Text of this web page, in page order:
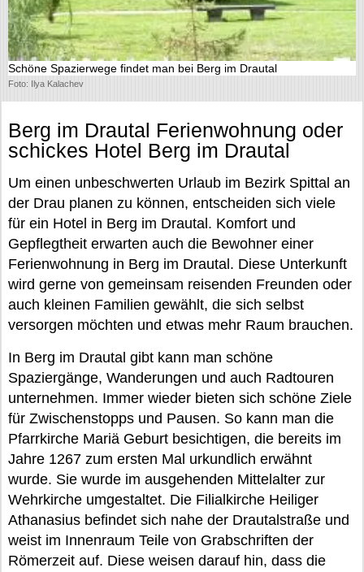
Schöne Spazierwege findet man bei Berg im Drautal
Foto: Ilya Kalachev
Berg im Drautal Ferienwohnung oder
schickes Hotel Berg im Drautal
Um einen unbeschwerten Urlaub im Bezirk Spittal an
der Drau planen zu können, entscheiden sich viele
für ein Hotel in Berg im Drautal. Komfort und
Gepflegtheit erwarten auch die Bewohner einer
Ferienwohnung in Berg im Drautal. Diese Unterkunft
wird gerne von gemeinsam reisenden Freunden oder
auch kleinen Familien gewählt, die sich selbst
versorgen möchten und etwas mehr Raum brauchen.
In Berg im Drautal gibt kann man schöne
Spaziergänge, Wanderungen und auch Radtouren
unternehmen. Immer wieder bieten sich schöne Ziele
für Zwischenstopps und Pausen. So kann man die
Pfarrkirche Mariä Geburt besichtigen, die bereits im
Jahre 1267 zum ersten Mal urkundlich erwähnt
wurde. Sie wurde im ausgehenden Mittelalter zur
Wehrkirche umgestaltet. Die Filialkirche Heiliger
Athanasius befindet sich nahe der Drautalstraße und
weist im Innenraum Teile von Grabschriften der
Römerzeit auf. Diese weisen darauf hin, dass die